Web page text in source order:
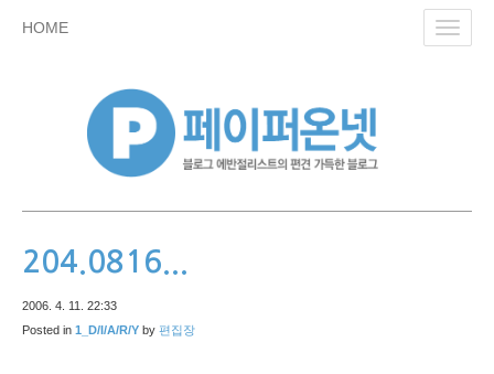
HOME
204.0816...
2006. 4. 11. 22:33
Posted in 1_D/I/A/R/Y by 편집장